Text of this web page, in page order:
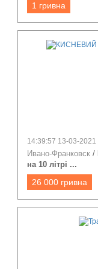
1 гривна
14:39:57 13-03-2021
Ивано-Франковск/
на 10 літрі ...
26 000 гривна